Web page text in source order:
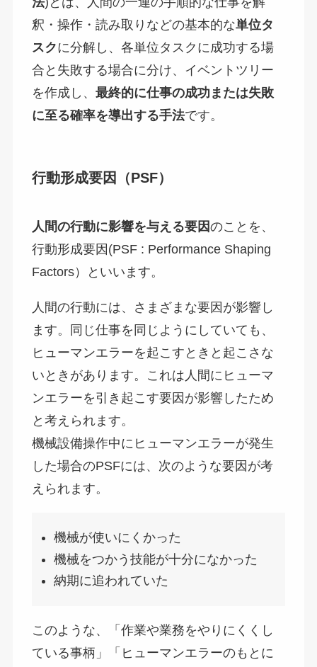
釈・操作・読み取りなどの基本的な単位タ
スクに分解し、各単位タスクに成功する場
合と失敗する場合に分け、イベントツリー
を作成し、 最終的に仕事の成功または失敗
に至る確率を導出する手法です。
行動形成要因（PSF）
人間の行動に影響を与える要因のことを、
行動形成要因(PSF : Performance Shaping
Factors）といいます。
人間の行動には、さまざまな要因が影響し
ます。同じ仕事を同じようにしていても、
ヒューマンエラーを起こすときと起こさな
いときがあります。これは人間にヒューマ
ンエラーを引き起こす要因が影響したため
と考えられます。
機械設備操作中にヒューマンエラーが発生
した場合のPSFには、次のような要因が考
えられます。
機械が使いにくかった
機械をつかう技能が十分になかった
納期に追われていた
このような、「作業や業務をやりにくくし
ている事柄」「ヒューマンエラーのもとに